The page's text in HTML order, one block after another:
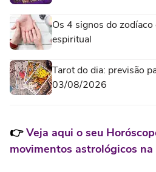
Os 4 signos do
espiritual
Tarot do dia: previsão
03/08/2026
👉Veja aqui o seu
movimentos astrológicos na